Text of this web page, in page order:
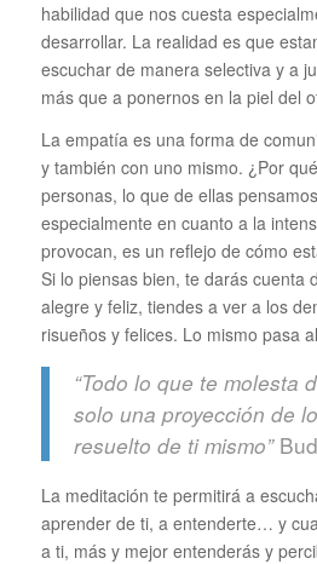
habilidad que nos cuesta
desarrollar. La realidad es que
escuchar de manera selectiva y a
más que a ponernos en la piel del
La empatía es una forma de
y también con uno mismo. ¿Por
personas, lo que de ellas
especialmente en cuanto a la
provocan, es un reflejo de cómo
Si lo piensas bien, te darás cuenta
alegre y feliz, tiendes a ver a los
risueños y felices. Lo mismo pasa
“Todo lo que te molesta
solo una proyección de
resuelto de ti mismo”
La meditación te permitirá a
aprender de ti, a entenderte… y
a ti, más y mejor entenderás y